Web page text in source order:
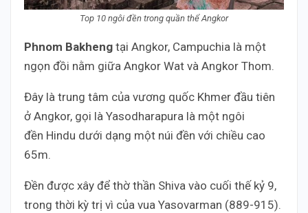
Top 10 ngôi đền trong quần thể Angkor
Phnom Bakheng tại Angkor, Campuchia là một
ngọn đồi nằm giữa Angkor Wat và Angkor Thom.
Đây là trung tâm của vương quốc Khmer đầu tiên
ở Angkor, gọi là Yasodharapura là một ngôi
đền Hindu dưới dạng một núi đền với chiều cao
65m.
Đền được xây để thờ thần Shiva vào cuối thế kỷ 9,
trong thời kỳ trị vì của vua Yasovarman (889-915).